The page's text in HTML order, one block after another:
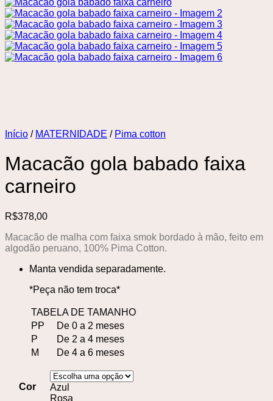
Início / MATERNIDADE / Pima cotton
Macacão gola babado faixa
carneiro
R$378,00
Macacão de malha com faixa smok bordado à mão, feito em
algodão peruano, 100% Pima Cotton.
Manta vendida separadamente.
*Peça não tem troca*
TABELA DE TAMANHO
PP
De 0 a 2 meses
P
De 2 a 4 meses
M
De 4 a 6 meses
Cor
Azul
Rosa